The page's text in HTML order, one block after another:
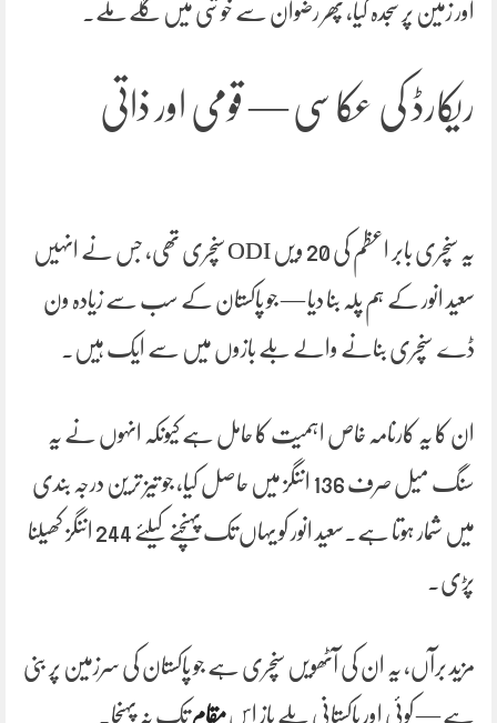
اور زمین پر سجدہ کیا، پھر رضوان سے خوشی میں گلے ملے۔
ریکارڈ کی عکاسی — قومی اور ذاتی
یہ سنچری بابر اعظم کی 20 ویں ODI سنچری تھی، جس نے انہیں
سعید انور کے ہم پلہ بنا دیا — جو پاکستان کے سب سے زیادہ ون
ڈے سنچری بنانے والے بلے بازوں میں سے ایک ہیں۔
ان کا یہ کارنامہ خاص اہمیت کا حامل ہے کیونکہ انہوں نے یہ
سنگ میل صرف 136 اننگز میں حاصل کیا، جو تیز ترین درجہ بندی
میں شمار ہوتا ہے۔سعید انور کو یہاں تک پہنچنے کیلئے 244 اننگز کھیلنا
پڑی۔
مزید برآں، یہ ان کی آٹھویں سنچری ہے جو پاکستان کی سرزمین پر بنی
ہے — کوئی اور پاکستانی بلے باز اسمقامتک نہ پہنچا۔